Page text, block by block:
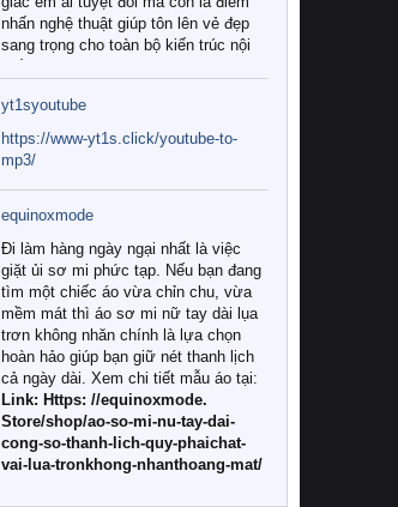
nhấn nghệ thuật giúp tôn lên vẻ đẹp
sang trọng cho toàn bộ kiến trúc nội
Tuy nhiên, giữa thị trường đa dạng
với vô vàn thương hiệu và mẫu mã
như hiện nay, làm thế nào để chọn
được những bộ chăn ga gối đệm cao
cấp thực sự chất lượng, phù hợp với
khí hậu và nhu cầu sử dụng của gia
đình? Hãy cùng chúng tôi đi tìm lời
giải đáp chi tiết qua bài viết dưới đây.
1. Tại sao các gia đình hiện đại lại ưa
chuộng chăn ga gối đệm cao cấp?
Khác với các dòng sản phẩm thông
thường, những bộ chăn ga gối đệm
cao cấp trải qua quy trình sản xuất
nghiêm ngặt từ khâu chọn lọc nguyên
liệu tự nhiên đến công nghệ dệt
nhuộm hiện đại không chứa hóa chất
yt1syoutube
https://www-yt1s.click/youtube-to-
mp3/
equinoxmode
Đi làm hàng ngày ngại nhất là việc
giặt ủi sơ mi phức tạp. Nếu bạn đang
tìm một chiếc áo vừa chỉn chu, vừa
mềm mát thì áo sơ mi nữ tay dài lụa
trơn không nhăn chính là lựa chọn
hoàn hảo giúp bạn giữ nét thanh lịch
cả ngày dài. Xem chi tiết mẫu áo tại:
Link: Https: //equinoxmode.
Store/shop/ao-so-mi-nu-tay-dai-
cong-so-thanh-lich-quy-phaichat-
vai-lua-tronkhong-nhanthoang-mat/